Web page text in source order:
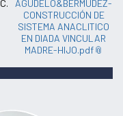
AGUDELO&BERMUDEZ-
CONSTRUCCIÓN DE
SISTEMA ANACLITICO
EN DIADA VINCULAR
MADRE-HIJO.pdf